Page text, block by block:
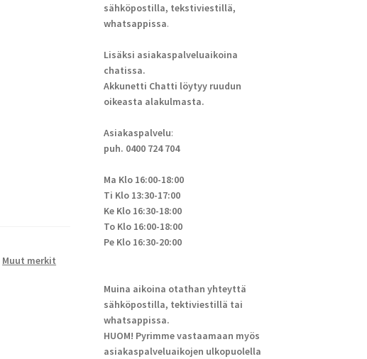
Muut merkit
sähköpostilla, tekstiviestillä,
whatsappissa.
Lisäksi asiakaspalveluaikoina
chatissa.
Akkunetti Chatti löytyy ruudun
oikeasta alakulmasta.
Asiakaspalvelu:
puh. 0400 724 704
Ma Klo 16:00-18:00
Ti Klo 13:30-17:00
Ke Klo 16:30-18:00
To Klo 16:00-18:00
Pe Klo 16:30-20:00
Muina aikoina otathan yhteyttä
sähköpostilla, tektiviestillä tai
whatsappissa.
HUOM! Pyrimme vastaamaan myös
asiakaspalveluaikojen ulkopuolella